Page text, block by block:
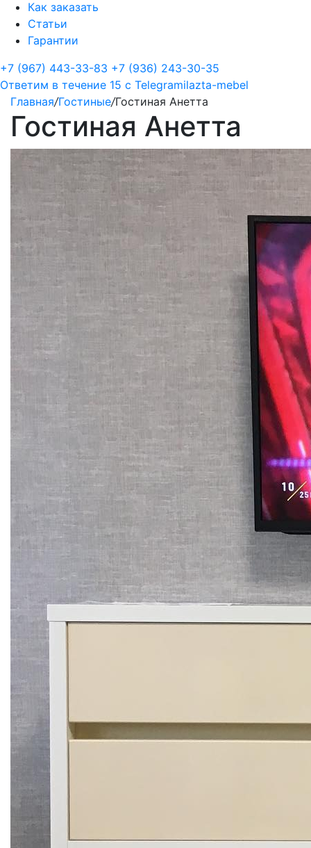
Как заказать
Статьи
Гарантии
+7 (967) 443-33-83 +7 (936) 243-30-35
Ответим в течение 15 с Telegramilazta-mebel
Главная/Гостиные/Гостиная Анетта
Гостиная Анетта